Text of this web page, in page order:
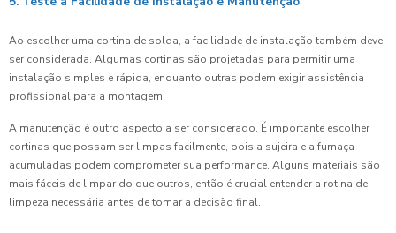
Ao escolher uma cortina de solda, a facilidade de instalação também deve
ser considerada. Algumas cortinas são projetadas para permitir uma
instalação simples e rápida, enquanto outras podem exigir assistência
profissional para a montagem.
A manutenção é outro aspecto a ser considerado. É importante escolher
cortinas que possam ser limpas facilmente, pois a sujeira e a fumaça
acumuladas podem comprometer sua performance. Alguns materiais são
mais fáceis de limpar do que outros, então é crucial entender a rotina de
limpeza necessária antes de tomar a decisão final.